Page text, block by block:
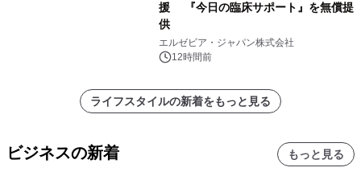
援 『今日の臨床サポート』を無償提
供
エルゼビア・ジャパン株式会社
12時間前
ライフスタイルの新着をもっと見る
ビジネスの新着 もっと見る